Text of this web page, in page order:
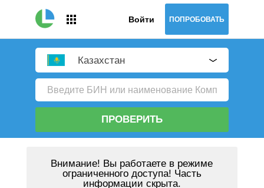
Войти ПОПРОБОВАТЬ
Казахстан
ПРОВЕРИТЬ
Внимание! Вы работаете в режиме
ограниченного доступа! Часть
информации скрыта.